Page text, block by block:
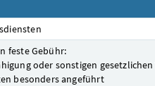
feste Gebühr:
oder sonstigen
besonders angeführt